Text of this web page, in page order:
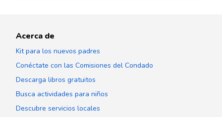
Acerca de
Kit para los nuevos padres
Conéctate con las Comisiones del Condado
Descarga libros gratuitos
Busca actividades para niños
Descubre servicios locales